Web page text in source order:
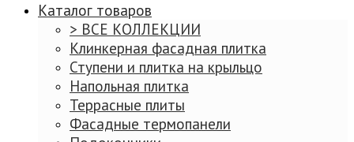
Каталог товаров
> ВСЕ КОЛЛЕКЦИИ
Клинкерная фасадная плитка
Ступени и плитка на крыльцо
Напольная плитка
Террасные плиты
Фасадные термопанели